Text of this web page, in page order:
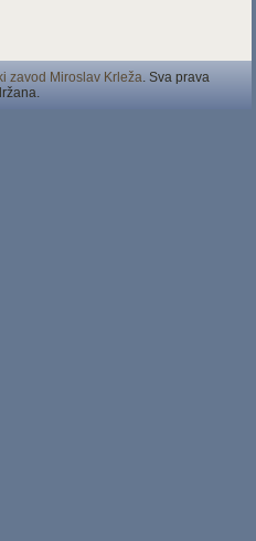
zavod Miroslav Krleža. Sva prava